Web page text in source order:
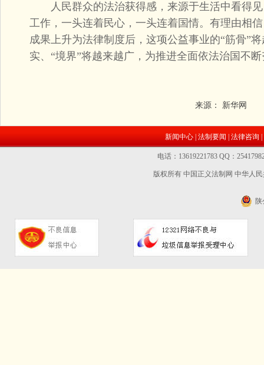
人民群众的法治获得感，来源于生活中看得见
工作，一头连着民心，一头连着国情。有理由相
成果上升为法律制度后，这项公益事业的“筋骨”
实、“境界”将越来越广，为推进全面依法治国不
来源： 新华网
新闻中心 法制要闻 法律咨询
电话：13619221783 QQ：
版权所有 中国正义法制网中华人